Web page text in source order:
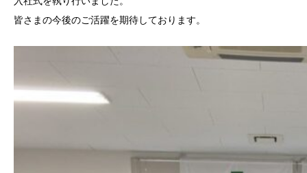
皆さまの今後のご活躍を期待しております。